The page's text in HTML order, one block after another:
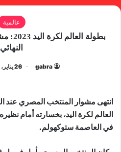
عالمية
بطولة
النهائي
gabra 26 يناير، 2023
انتهى مشوار ​المنتخب المصري​ عند
في العاصمة ​ستوكهولم​.